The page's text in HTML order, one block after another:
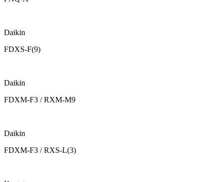
Daikin
FDXS-F(9)
Daikin
FDXM-F3 / RXM-M9
Daikin
FDXM-F3 / RXS-L(3)